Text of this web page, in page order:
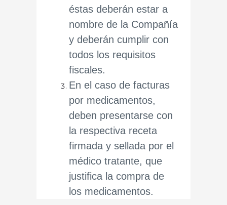
éstas deberán estar a
nombre de la Compañía
y deberán cumplir con
todos los requisitos
fiscales.
En el caso de facturas
por medicamentos,
deben presentarse con
la respectiva receta
firmada y sellada por el
médico tratante, que
justifica la compra de
los medicamentos.